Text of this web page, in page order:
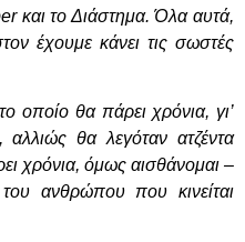
και το Διάστημα. Όλα αυτά,
έχουμε κάνει τις σωστές
οποίο θα πάρει χρόνια, γι’
αλλιώς θα λεγόταν ατζέντα
χρόνια, όμως αισθάνομαι –
ανθρώπου που κινείται